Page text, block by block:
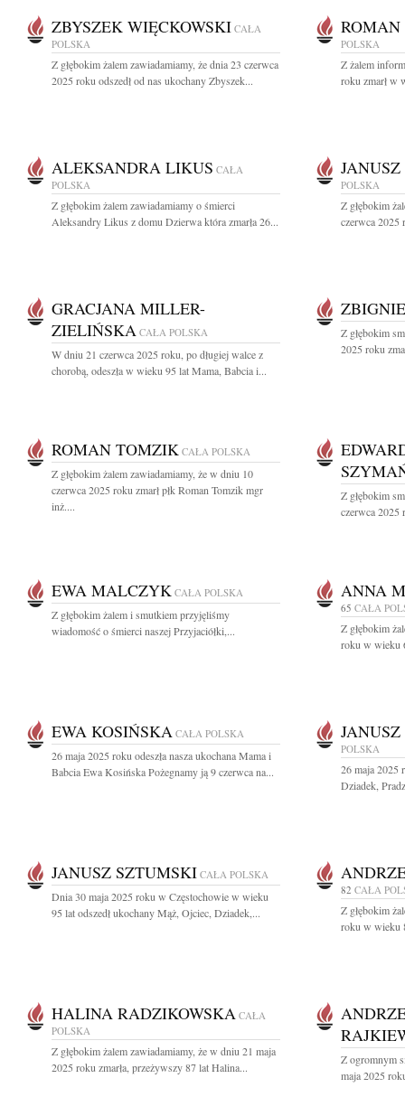
ZBYSZEK WIĘCKOWSKI CAŁA
POLSKA
Z głębokim żalem zawiadamiamy, że dnia 23 czerwca
2025 roku odszedł od nas ukochany Zbyszek...
POLSKA
Z żalem
roku zmarł w
ALEKSANDRA LIKUS CAŁA
POLSKA
Z głębokim żalem zawiadamiamy o śmierci
Aleksandry Likus z domu Dzierwa która zmarła 26...
POLSKA
Z głębokim
czerwca 2025
GRACJANA MILLER-
ZIELIŃSKA CAŁA POLSKA
W dniu 21 czerwca 2025 roku, po długiej walce z
chorobą, odeszła w wieku 95 lat Mama, Babcia i...
Z głębokim
2025 roku
ROMAN TOMZIK CAŁA POLSKA
Z głębokim żalem zawiadamiamy, że w dniu 10
czerwca 2025 roku zmarł płk Roman Tomzik mgr
inż....
Z głębokim
czerwca 2025
EWA MALCZYK CAŁA POLSKA
Z głębokim żalem i smutkiem przyjęliśmy
wiadomość o śmierci naszej Przyjaciółki,...
ANNA
65 CAŁA
Z głębokim
roku w wieku
EWA KOSIŃSKA CAŁA POLSKA
26 maja 2025 roku odeszła nasza ukochana Mama i
Babcia Ewa Kosińska Pożegnamy ją 9 czerwca na...
POLSKA
26 maja 2025
Dziadek,
JANUSZ SZTUMSKI CAŁA POLSKA
Dnia 30 maja 2025 roku w Częstochowie w wieku
95 lat odszedł ukochany Mąż, Ojciec, Dziadek,...
82 CAŁA
Z głębokim
roku w wieku
HALINA RADZIKOWSKA CAŁA
POLSKA
Z głębokim żalem zawiadamiamy, że w dniu 21 maja
2025 roku zmarła, przeżywszy 87 lat Halina...
Z ogromnym
maja 2025